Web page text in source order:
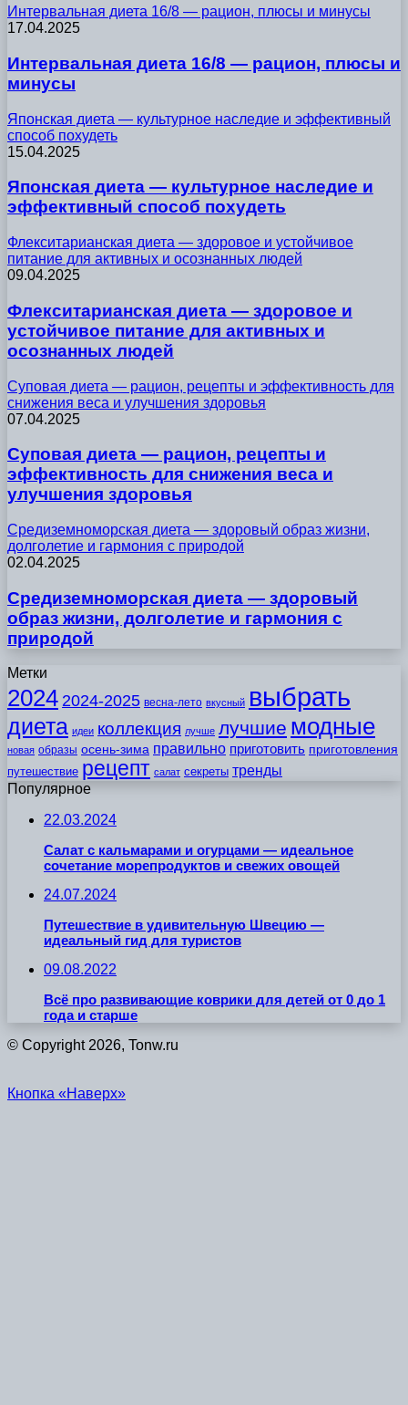
Интервальная диета 16/8 — рацион, плюсы и минусы
17.04.2025
Интервальная диета 16/8 — рацион, плюсы и
минусы
Японская диета — культурное наследие и эффективный
способ похудеть
15.04.2025
Японская диета — культурное наследие и
эффективный способ похудеть
Флекситарианская диета — здоровое и устойчивое
питание для активных и осознанных людей
09.04.2025
Флекситарианская диета — здоровое и
устойчивое питание для активных и
осознанных людей
Суповая диета — рацион, рецепты и эффективность для
снижения веса и улучшения здоровья
07.04.2025
Суповая диета — рацион, рецепты и
эффективность для снижения веса и
улучшения здоровья
Средиземноморская диета — здоровый образ жизни,
долголетие и гармония с природой
02.04.2025
Средиземноморская диета — здоровый
образ жизни, долголетие и гармония с
природой
Метки
2024 2024-2025 весна-лето вкусный выбрать
диета идеи коллекция лучше лучшие модные
новая образы осень-зима правильно приготовить приготовления
путешествие рецепт салат секреты тренды
Популярное
22.03.2024
Салат с кальмарами и огурцами — идеальное
сочетание морепродуктов и свежих овощей
24.07.2024
Путешествие в удивительную Швецию —
идеальный гид для туристов
09.08.2022
Всё про развивающие коврики для детей от 0 до 1
года и старше
© Copyright 2026, Tonw.ru
Кнопка «Наверх»